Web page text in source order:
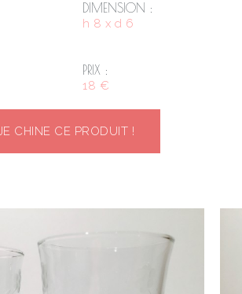
DIMENSION :
h 8 x d 6
PRIX :
18 €
JE CHINE CE PRODUIT !